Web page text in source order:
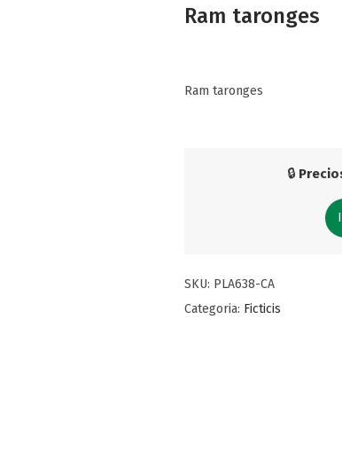
Ram taronges
Ram taronges
🔒
SKU: PLA638-CA
Categoria: Ficticis